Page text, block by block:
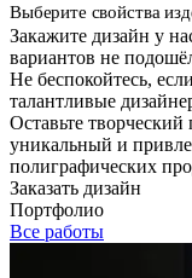
Выберите свойства
Закажите дизайн у
вариантов не
Не беспокойтесь,
талантливые
Оставьте
уникальный и
полиграфических
Заказать дизайн
Портфолио
Все работы